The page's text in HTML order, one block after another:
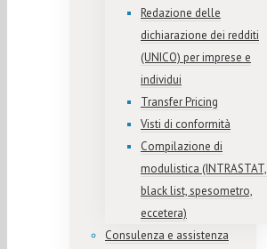
Redazione delle
dichiarazione dei redditi
(UNICO) per imprese e
individui
Transfer Pricing
Visti di conformità
Compilazione di
modulistica (INTRASTAT,
black list, spesometro,
eccetera)
Consulenza e assistenza